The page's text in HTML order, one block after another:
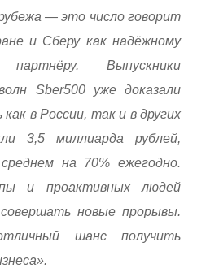
— это число говорит
и Сберу как надёжному
Выпускники
Sber500 уже доказали
в России, так и в других
3,5 миллиарда рублей,
на 70% ежегодно.
и проактивных людей
новые прорывы.
шанс получить